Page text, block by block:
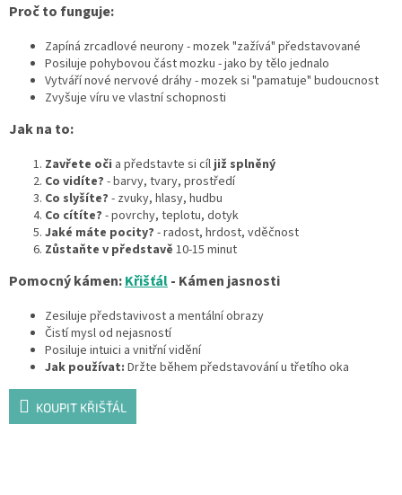
Proč to funguje:
Zapíná zrcadlové neurony - mozek "zažívá" představované
Posiluje pohybovou část mozku - jako by tělo jednalo
Vytváří nové nervové dráhy - mozek si "pamatuje" budoucnost
Zvyšuje víru ve vlastní schopnosti
Jak na to:
Zavřete oči a představte si cíl již splněný
Co vidíte? - barvy, tvary, prostředí
Co slyšíte? - zvuky, hlasy, hudbu
Co cítíte? - povrchy, teplotu, dotyk
Jaké máte pocity? - radost, hrdost, vděčnost
Zůstaňte v představě 10-15 minut
Pomocný kámen:Křišťál- Kámen jasnosti
Zesiluje představivost a mentální obrazy
Čistí mysl od nejasností
Posiluje intuici a vnitřní vidění
Jak používat: Držte během představování u třetího oka
KOUPIT KŘIŠŤÁL